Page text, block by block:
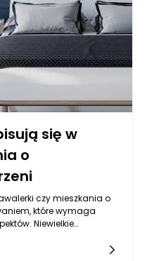
się w
o
czy mieszkania o
które wymaga
Niewielkie